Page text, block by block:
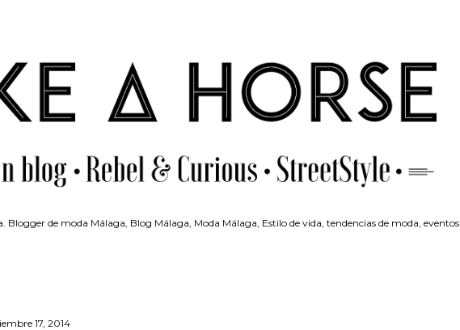
Blogger de moda Málaga, Blog Málaga, Moda Málaga, Estilo de vida, tendencias de moda, eventos
17, 2014